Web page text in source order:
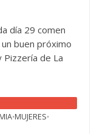
día 29 comen
buen próximo
de La
•MUJERES•